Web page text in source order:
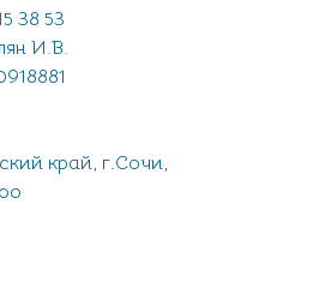
38 53
И.В.
край, г.Сочи,